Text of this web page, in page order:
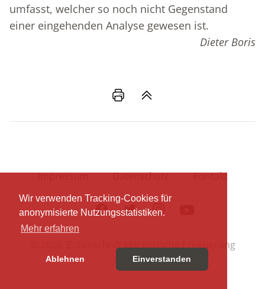
Wir verwenden Tracking-Cookies für
anonymisierte Nutzungsstatistiken.
Mehr erfahren
Ablehnen Einverstanden
umfasst, welcher so noch nicht Gegenstand
einer eingehenden Analyse gewesen ist.
Dieter Boris
Impressum Datenschutz Kontakt
FacebookTwitterInstagram
© 2026 Z. Zeitschrift Marxistische Erneuerung